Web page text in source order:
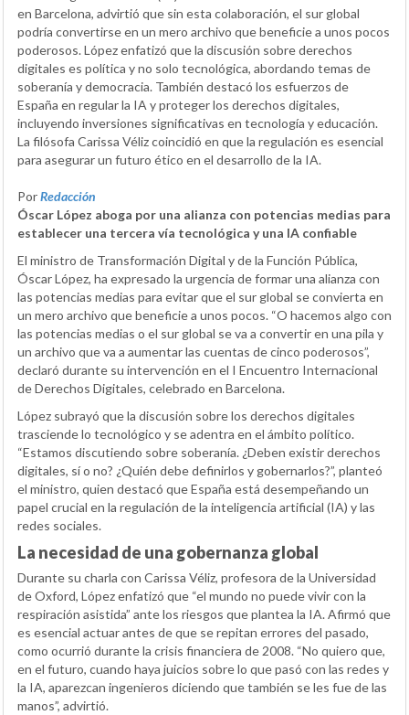
en Barcelona, advirtió que sin esta colaboración, el sur global
podría convertirse en un mero archivo que beneficie a unos pocos
poderosos. López enfatizó que la discusión sobre derechos
digitales es política y no solo tecnológica, abordando temas de
soberanía y democracia. También destacó los esfuerzos de
España en regular la IA y proteger los derechos digitales,
incluyendo inversiones significativas en tecnología y educación.
La filósofa Carissa Véliz coincidió en que la regulación es esencial
para asegurar un futuro ético en el desarrollo de la IA.
PorRedacción
Óscar López aboga por una alianza con potencias medias para
establecer una tercera vía tecnológica y una IA confiable
El ministro de Transformación Digital y de la Función Pública,
Óscar López, ha expresado la urgencia de formar una alianza con
las potencias medias para evitar que el sur global se convierta en
un mero archivo que beneficie a unos pocos. “O hacemos algo con
las potencias medias o el sur global se va a convertir en una pila y
un archivo que va a aumentar las cuentas de cinco poderosos”,
declaró durante su intervención en el I Encuentro Internacional
de Derechos Digitales, celebrado en Barcelona.
López subrayó que la discusión sobre los derechos digitales
trasciende lo tecnológico y se adentra en el ámbito político.
“Estamos discutiendo sobre soberanía. ¿Deben existir derechos
digitales, sí o no? ¿Quién debe definirlos y gobernarlos?”, planteó
el ministro, quien destacó que España está desempeñando un
papel crucial en la regulación de la inteligencia artificial (IA) y las
redes sociales.
La necesidad de una gobernanza global
Durante su charla con Carissa Véliz, profesora de la Universidad
de Oxford, López enfatizó que “el mundo no puede vivir con la
respiración asistida” ante los riesgos que plantea la IA. Afirmó que
es esencial actuar antes de que se repitan errores del pasado,
como ocurrió durante la crisis financiera de 2008. “No quiero que,
en el futuro, cuando haya juicios sobre lo que pasó con las redes y
la IA, aparezcan ingenieros diciendo que también se les fue de las
manos”, advirtió.